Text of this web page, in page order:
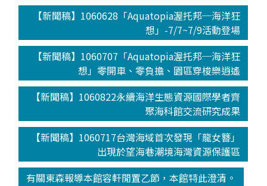
【新聞稿】1060628「Aquatopia渥托邦─海洋狂
想」-7/7~7/9活動登場
【新聞稿】1060707「Aquatopia渥托邦─海洋狂
想」零開車、零負擔、園區穿梭樂逍遙
【新聞稿】1060822永續海洋生態資源國際學者齊
聚海科館交流研究成果
【新聞稿】1060717台灣海域首次發現「龍女簪」
出現於望海巷潮境海灣資源保護區
有關東森報導本館容軒閒置乙節，本館特此澄清。